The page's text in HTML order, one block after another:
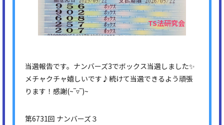
当選報告です。ナンバーズ3でボックス当選しました✨
メチャクチャ嬉しいです♪続けて当選できるよう頑張
ります！感謝(⁠~⁠‾⁠▿⁠‾⁠)⁠~
第6731回 ナンバーズ３